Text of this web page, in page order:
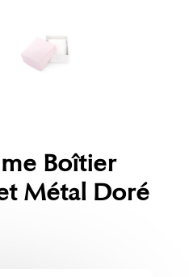
Boîtier
Métal Doré